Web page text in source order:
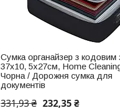
Сумка органайзер з кодовим
37х10, 5х27см, Home
Чорна / Дорожня сумка для
документів
331,93 ₴ 232,35 ₴